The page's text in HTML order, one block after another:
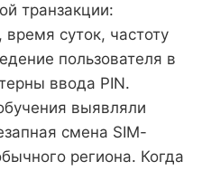
транзакции:
суток, частоту
пользователя в
ввода PIN.
выявляли
смена SIM-
региона. Когда